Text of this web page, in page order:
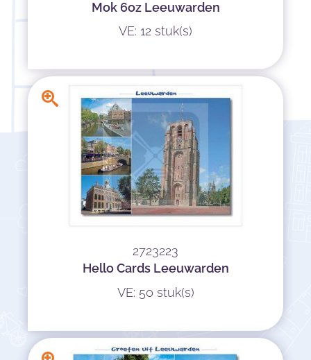
Mok 6oz Leeuwarden
VE: 12 stuk(s)
2723223
Hello Cards Leeuwarden
VE: 50 stuk(s)